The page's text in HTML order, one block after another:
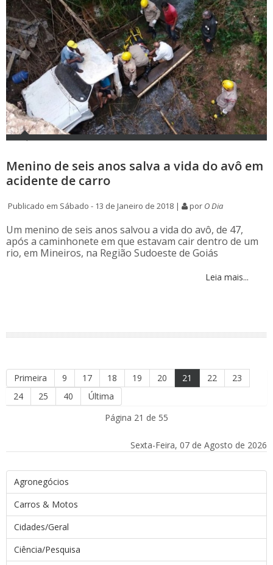
Menino de seis anos salva a vida do avô em
acidente de carro
Publicado em Sábado - 13 de Janeiro de 2018 | por O Dia
Um menino de seis anos salvou a vida do avô, de 47,
após a caminhonete em que estavam cair dentro de um
rio, em Mineiros, na Região Sudoeste de Goiás
Leia mais...
Primeira 9 17 18 19 20 21 22
23
24
25 40
Última
Página 21 de 55
Sexta-Feira, 07 de Agosto de 2026
Agronegócios
Carros & Motos
Cidades/Geral
Ciência/Pesquisa